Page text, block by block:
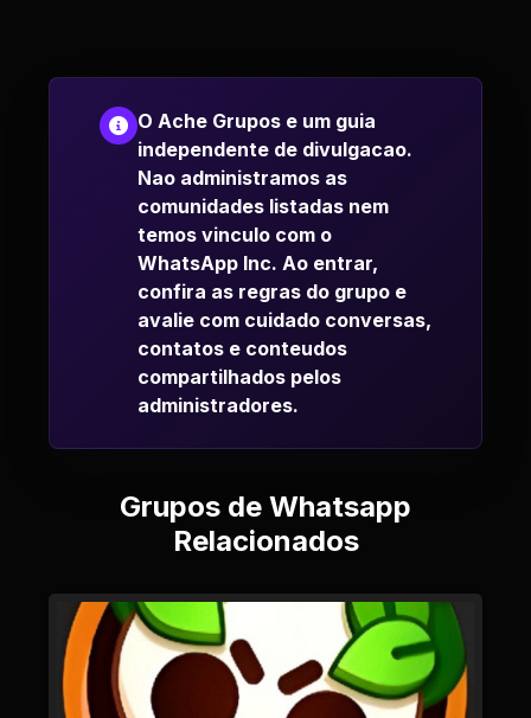
O Ache Grupos e um guia
independente de divulgacao.
Nao administramos as
comunidades listadas nem
temos vinculo com o
WhatsApp Inc. Ao entrar,
confira as regras do grupo e
avalie com cuidado conversas,
contatos e conteudos
compartilhados pelos
administradores.
Grupos de Whatsapp
Relacionados